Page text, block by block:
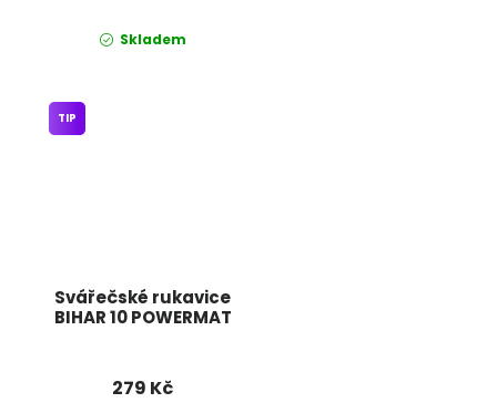
Skladem
Svářečské rukavice
BIHAR 10 POWERMAT
TIP
279 Kč